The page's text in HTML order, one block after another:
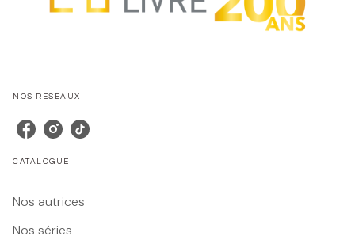
NOS RÉSEAUX
CATALOGUE
Nos autrices
Nos séries